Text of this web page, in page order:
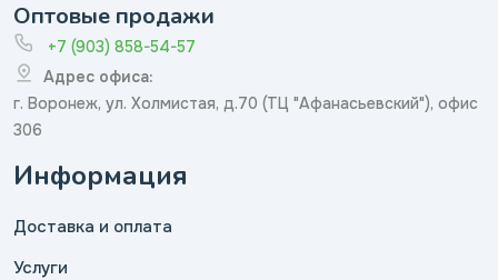
Оптовые продажи
+7 (903) 858-54-57
Адрес офиса:
г. Воронеж, ул. Холмистая, д.70 (ТЦ "Афанасьевский"), офис
306
Информация
Доставка и оплата
Услуги